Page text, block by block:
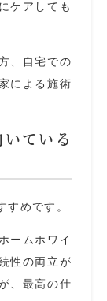
ケアしても
、自宅での
による施術
ている
すめです。
ームホワイ
性の両立が
、最高の仕